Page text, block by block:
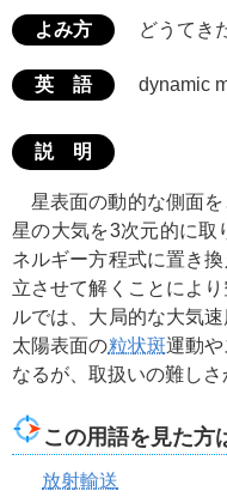
よみ方 どうてき
英 語 dynamic
説 明
星表面の動的な側面
星の大気を3次元的に取
ネルギー方程式に置き
立させて解くことによ
ルでは、大局的な大気
太陽表面の粒状斑運動
なるが、取扱いの難し
この用語を見た方
放射輸送